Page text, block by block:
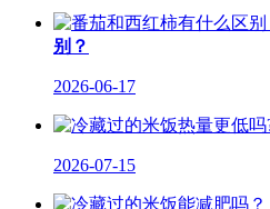
别？
2026-06-17
2026-07-15